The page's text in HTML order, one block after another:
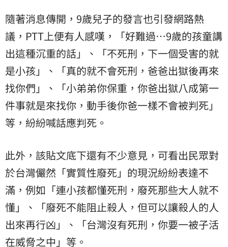
隨著消息傳開，9歲兒子的發言也引發網路熱
議，PTT上便有人感嘆，「好難過…9歲的孩童講
出這種沉重的話」、「不死刑，下一個受害的就
是小孩」、「真的就不會死刑，爸爸出獄後再來
找你們」、「小弟弟你保重，你爸出獄八成第一
件事就是來找你，動手後你爸一樣不會被判死」
等，紛紛喊話應判死。
此外，該貼文底下還有不少意見，可看出民眾對
於台灣儼然「實質性廢死」的現況紛紛表達不
滿，例如「連小孩都懂死刑，廢死那些大人就不
懂」、「廢死不能阻止殺人，但可以讓殺人的人
出來再行凶」、「台灣沒有死刑，你要一被子活
在威脅之中」等。